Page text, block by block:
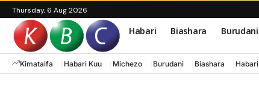
Thursday, 6 Aug 2026
Habari Biashara Burudani
Kimataifa Habari Kuu Michezo Burudani Biashara Habari